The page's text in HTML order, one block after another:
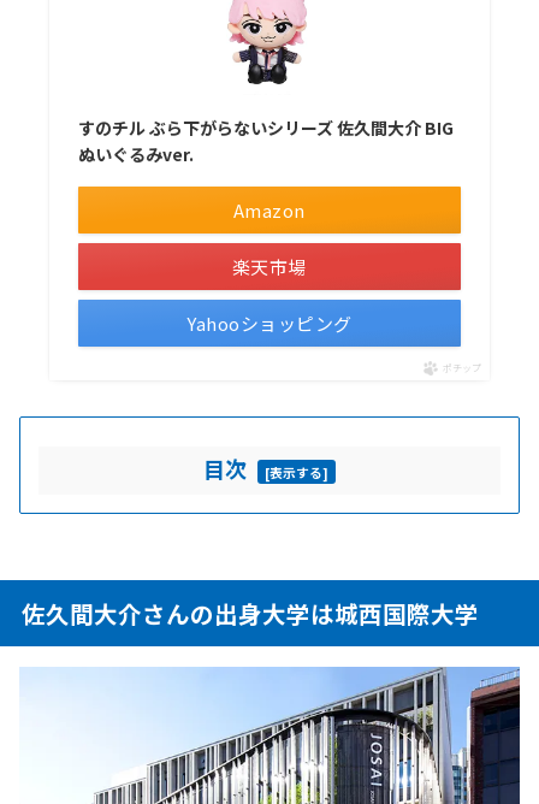
すのチル ぶら下がらないシリーズ 佐久間大介 BIG
ぬいぐるみver.
Amazon
楽天市場
Yahooショッピング
ポチップ
目次 [表示する]
佐久間大介さんの出身大学は城西国際大学